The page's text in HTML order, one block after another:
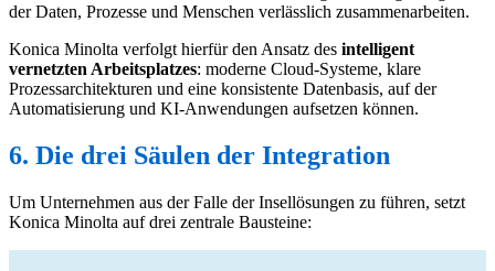
der Daten, Prozesse und Menschen verlässlich zusammenarbeiten.
Konica Minolta verfolgt hierfür den Ansatz des intelligent
vernetzten Arbeitsplatzes: moderne Cloud-Systeme, klare
Prozessarchitekturen und eine konsistente Datenbasis, auf der
Automatisierung und KI-Anwendungen aufsetzen können.
6. Die drei Säulen der Integration
Um Unternehmen aus der Falle der Insellösungen zu führen, setzt
Konica Minolta auf drei zentrale Bausteine: